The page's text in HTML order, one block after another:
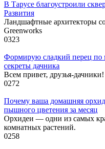
В Тарусе благоустроили
Развития
Ландшафтные архитекторы
Greenworks
0323
Формирую сладкий перец по
секреты дачника
Всем привет, друзья-
0272
Почему ваша домашняя
пышного цветения за месяц
Орхидеи — одни из самых
комнатных растений.
0258